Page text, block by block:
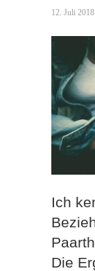
12. Juli 2018
Ich
Die